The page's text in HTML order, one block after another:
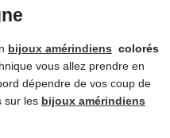
bijoux amérindiens colorés
vous allez prendre en
dépendre de vos coup de
sur les bijoux amérindiens